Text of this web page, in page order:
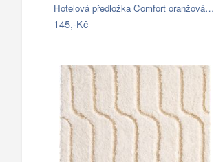
Hotelová předložka Comfort oranžová…
145,-Kč